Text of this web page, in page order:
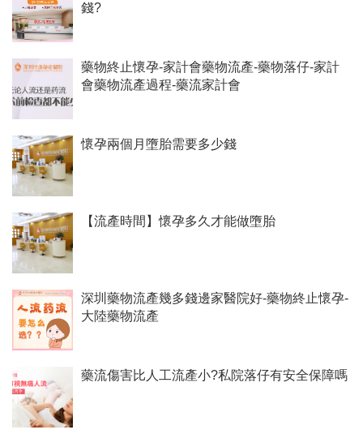
錢?
藥物終止懷孕-家計會藥物流產-藥物落仔-家計
會藥物流產過程-藥流家計會
懷孕兩個月墮胎需要多少錢
【流產時間】懷孕多久才能做墮胎
深圳藥物流產幾多錢邊家醫院好-藥物終止懷孕-
大陸藥物流產
藥流傷害比人工流產小?私院落仔有安全保障嗎